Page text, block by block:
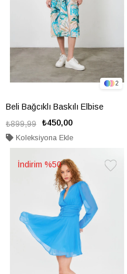
2
Beli Bağcıklı Baskılı Elbise
₺450,00
₺899,99
Koleksiyona Ekle
%50